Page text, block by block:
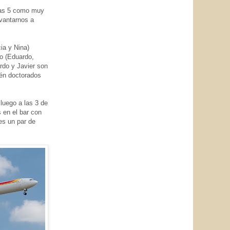
5 como muy
a
y Nina)
(Eduardo,
y Javier son
doctorados
a las 3 de
en el bar con
un par de